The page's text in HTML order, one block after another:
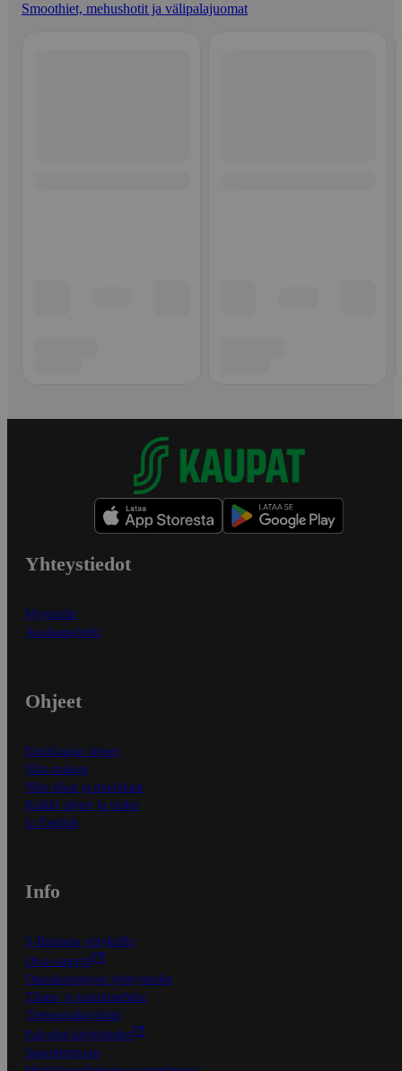
Smoothiet, mehushotit ja välipalajuomat
Yhteystiedot
Myymälät
Asiakaspalvelu
Ohjeet
Ensitilaajan ohjeet
Näin maksat
Näin tilaat ja muokkaat
Kaikki ohjeet ja vinkit
In English
Info
S-Business yrityksille
Oiva-raportit
Osuuskauppojen yhteystiedot
Tilaus- ja toimitusehdot
Tietosuojakäytäntö
Palvelun käyttöehdot
Saavutettavuus